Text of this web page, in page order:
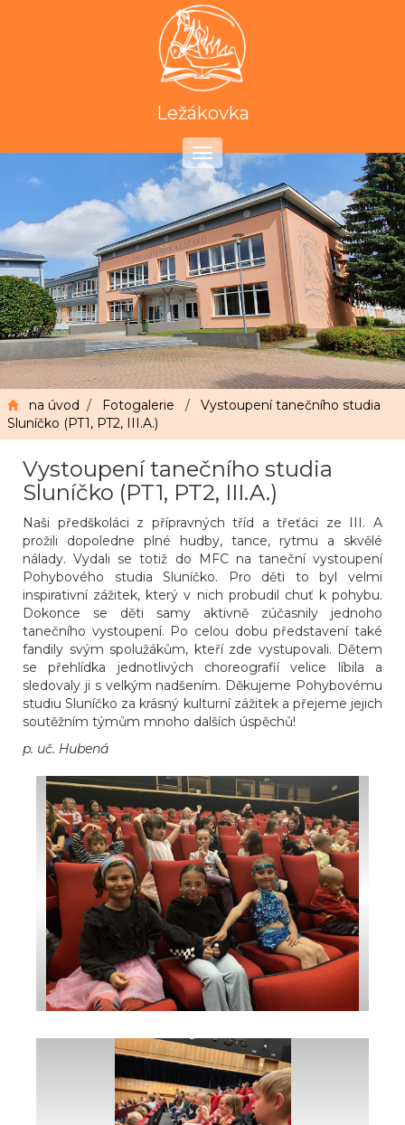
Ležákovka
Toggle
navigation
na úvod / Fotogalerie / Vystoupení tanečního studia
Sluníčko (PT1, PT2, III.A.)
Vystoupení tanečního studia
Sluníčko (PT1, PT2, III.A.)
Naši předškoláci z přípravných tříd a třeťáci ze III. A
prožili dopoledne plné hudby, tance, rytmu a skvělé
nálady. Vydali se totiž do MFC na taneční vystoupení
Pohybového studia Sluníčko. Pro děti to byl velmi
inspirativní zážitek, který v nich probudil chuť k pohybu.
Dokonce se děti samy aktivně zúčasnily jednoho
tanečního vystoupení. Po celou dobu představení také
fandily svým spolužákům, kteří zde vystupovali. Dětem
se přehlídka jednotlivých choreografií velice líbila a
sledovaly ji s velkým nadšením. Děkujeme Pohybovému
studiu Sluníčko za krásný kulturní zážitek a přejeme jejich
soutěžním týmům mnoho dalších úspěchů!
p. uč. Hubená